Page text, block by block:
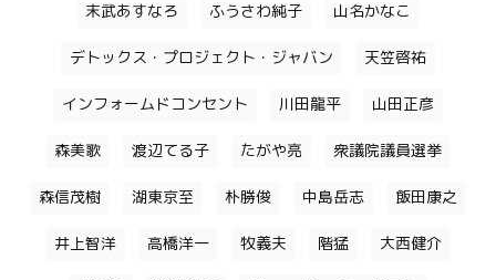
末武あすなろ ふうさわ純子 山名かなこ
デトックス・プロジェクト・ジャバン 天笠啓祐
インフォームドコンセント 川田龍平 山田正彦
森美歌 渡辺てる子 たがや亮 衆議院議員選挙
森信茂樹 湖東京至 朴勝俊 中島岳志 飯田康之
井上智洋 高橋洋一 牧義夫 階猛 大西健介